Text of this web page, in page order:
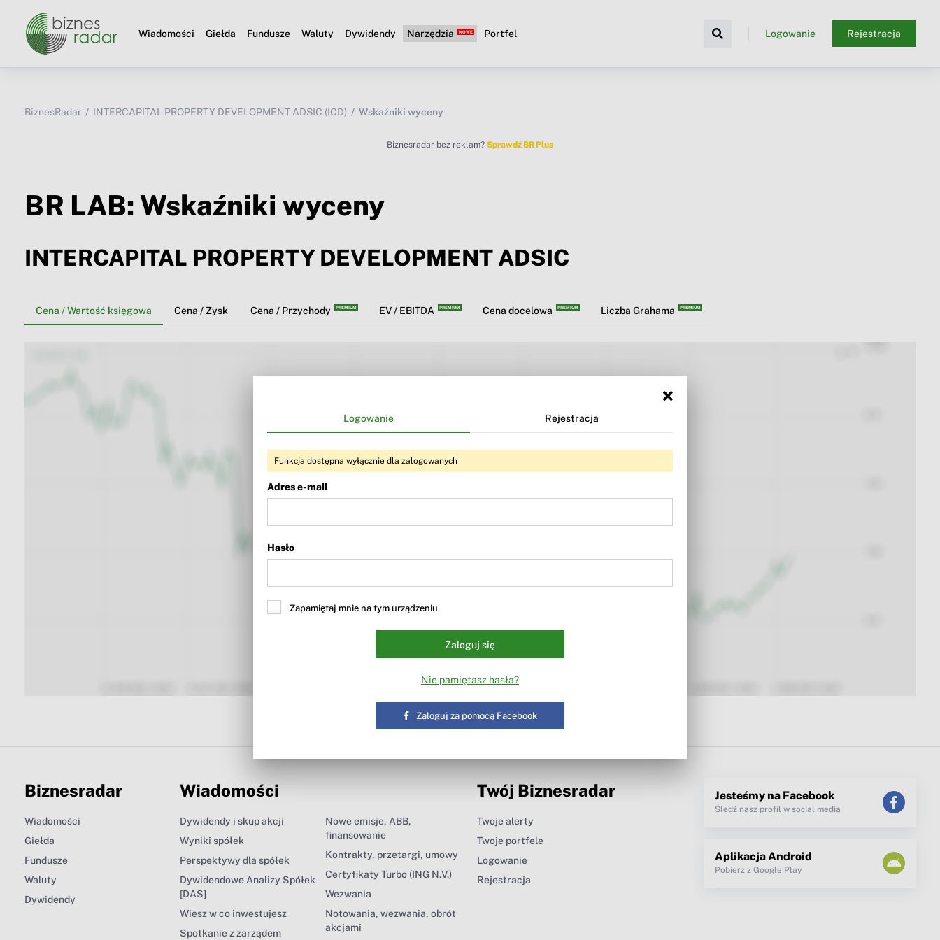
Wiadomości Giełda Fundusze Waluty Dywidendy Narzędzia Portfel Logowanie Rejestracja
BiznesRadar INTERCAPITAL PROPERTY DEVELOPMENT ADSIC (ICD) Wskaźniki wyceny
Biznesradar bez reklam? Sprawdź BR Plus
BR LAB: Wskaźniki wyceny
INTERCAPITAL PROPERTY DEVELOPMENT ADSIC
Cena / Wartość księgowa Cena / Zysk Cena / Przychody EV / EBITDA Cena docelowa Liczba Grahama
BR PremiumiBR MAX
Biznesradar
Wiadomości
Giełda
Fundusze
Waluty
Dywidendy
Wiadomości
Dywidendy i skup akcji
Wyniki spółek
Perspektywy dla spółek
Dywidendowe Analizy Spółek
[DAS]
Wiesz w co inwestujesz
Spotkanie z zarządem
Nowe emisje, ABB,
finansowanie
Kontrakty, przetargi, umowy
Certyfikaty Turbo (ING N.V.)
Wezwania
Notowania, wezwania, obrót
akcjami
Twój Biznesradar
Twoje alerty
Twoje portfele
Logowanie
Rejestracja
Jesteśmy na Facebook
Śledź nasz profil w social media
Aplikacja Android
Pobierz z Google Play
Logowanie Rejestracja
Funkcja dostępna wyłącznie dla zalogowanych
Adres e-mail
Hasło
Zapamiętaj mnie na tym urządzeniu
Zaloguj się
Nie pamiętasz hasła?
Zaloguj za pomocą Facebook